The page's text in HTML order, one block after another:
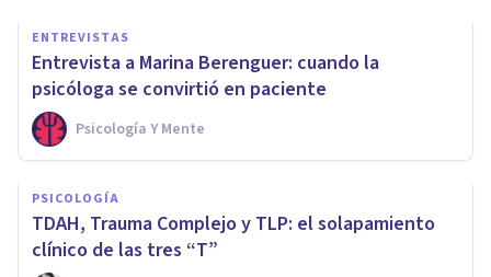
ENTREVISTAS
Entrevista a Marina Berenguer: cuando la
psicóloga se convirtió en paciente
Psicología Y Mente
PSICOLOGÍA
TDAH, Trauma Complejo y TLP: el solapamiento
clínico de las tres “T”